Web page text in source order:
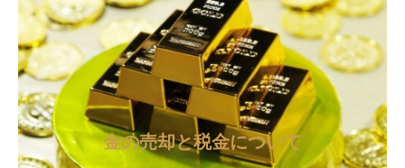
金の売却と税金について